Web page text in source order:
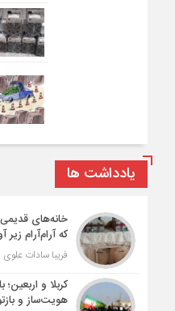
یادداشت ها
خانه‌های
که آرام‌آرام
فریبا سادات علوی
کربلا و
هویت‌ساز و